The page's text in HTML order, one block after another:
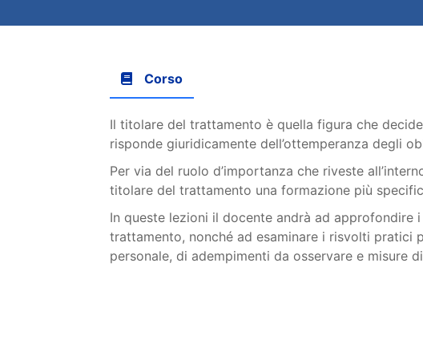
Corso
Il titolare del trattamento è quella figura che
risponde giuridicamente dell’ottemperanza degli
Per via del ruolo d’importanza che riveste
titolare del trattamento una formazione più
In queste lezioni il docente andrà ad
trattamento, nonché ad esaminare i risvolti pratici
personale, di adempimenti da osservare e misure